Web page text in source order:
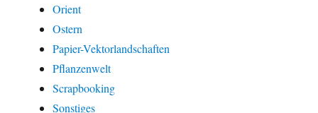
Orient
Ostern
Papier-Vektorlandschaften
Pflanzenwelt
Scrapbooking
Sonstiges